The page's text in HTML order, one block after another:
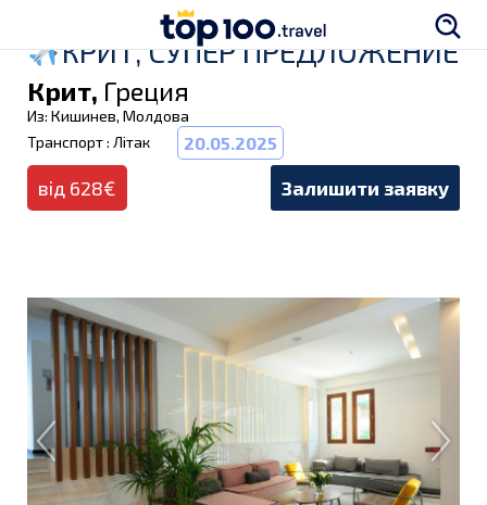
КРИТ, СУПЕР ПРЕДЛОЖЕНИЕ
Крит, Греция
Из: Кишинев, Молдова
Транспорт : Літак
20.05.2025
від 628€ Залишити заявку